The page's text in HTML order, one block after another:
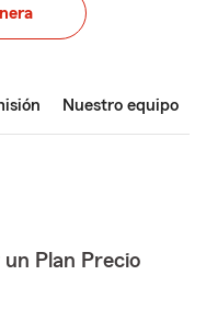
Nuestro equipo
Plan Precio